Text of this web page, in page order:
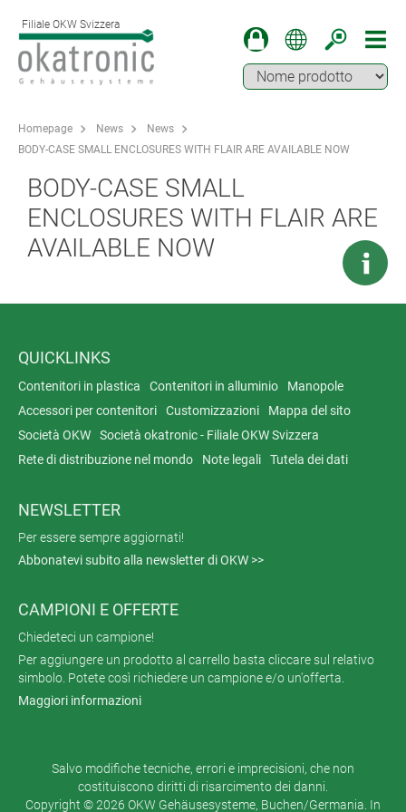
Filiale OKW Svizzera
Homepage News
News
BODY-CASE SMALL ENCLOSURES WITH FLAIR ARE AVAILABLE NOW
BODY-CASE SMALL
ENCLOSURES WITH FLAIR ARE
AVAILABLE NOW
QUICKLINKS
Contenitori in plastica Contenitori in alluminio
Manopole
Accessori per contenitori
Customizzazioni
Mappa del sito
Società OKW
Società okatronic - Filiale OKW Svizzera
Rete di distribuzione nel mondo
Note legali Tutela dei dati
NEWSLETTER
Per essere sempre aggiornati!
Abbonatevi subito alla newsletter di OKW >>
CAMPIONI E OFFERTE
Chiedeteci un campione!
Per aggiungere un prodotto al carrello basta cliccare sul relativo
simbolo. Potete così richiedere un campione e/o un'offerta.
Maggiori informazioni
Salvo modifiche tecniche, errori e imprecisioni, che non
costituiscono diritti di risarcimento dei danni.
Copyright © 2026 OKW Gehäusesysteme, Buchen/Germania. In